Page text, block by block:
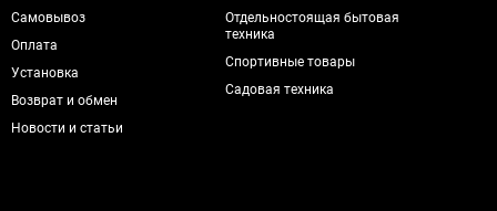
Самовывоз
Оплата
Установка
Возврат и обмен
Новости и статьи
Отдельностоящая бытовая
техника
Спортивные товары
Садовая техника